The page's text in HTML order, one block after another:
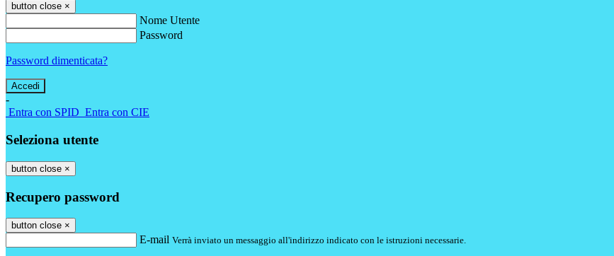
button close ×
Nome Utente
Password
Password dimenticata?
-
Entra con SPID Entra con CIE
Seleziona utente
button close ×
Recupero password
button close ×
E-mail Verrà inviato un messaggio all'indirizzo indicato con le istruzioni necessarie.